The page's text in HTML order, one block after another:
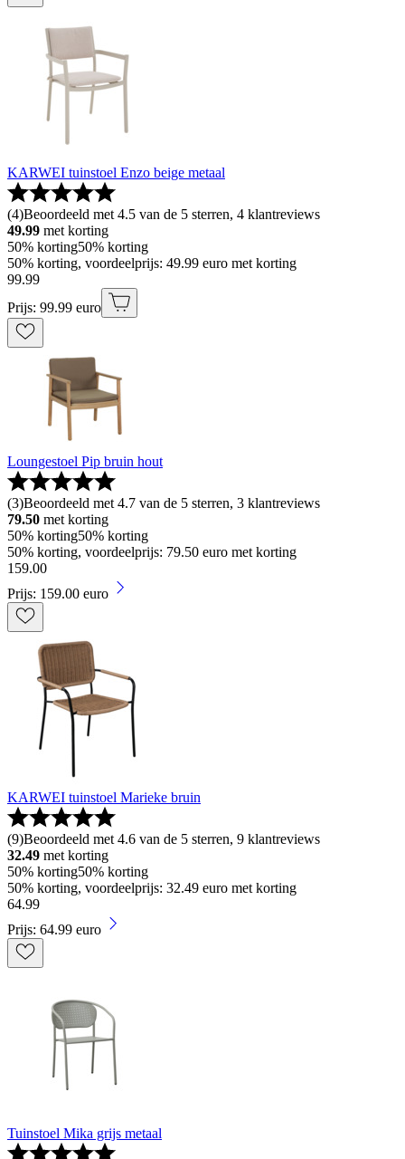
KARWEI tuinstoel Enzo beige metaal
(4)Beoordeeld met 4.5 van de 5 sterren, 4 klantreviews
49.99 met korting
50% korting50% korting
50% korting, voordeelprijs: 49.99 euro met korting
99.99
Prijs: 99.99 euro
Loungestoel Pip bruin hout
(3)Beoordeeld met 4.7 van de 5 sterren, 3 klantreviews
79.50 met korting
50% korting50% korting
50% korting, voordeelprijs: 79.50 euro met korting
159.00
Prijs: 159.00 euro
KARWEI tuinstoel Marieke bruin
(9)Beoordeeld met 4.6 van de 5 sterren, 9 klantreviews
32.49 met korting
50% korting50% korting
50% korting, voordeelprijs: 32.49 euro met korting
64.99
Prijs: 64.99 euro
Tuinstoel Mika grijs metaal